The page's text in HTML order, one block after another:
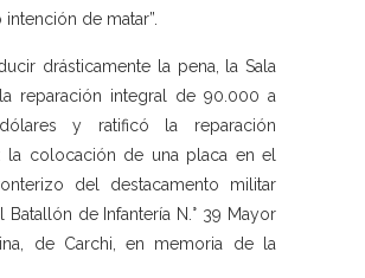
intención de matar”.
drásticamente la pena, la Sala
reparación integral de 90.000 a
y ratificó la reparación
la colocación de una placa en el
del destacamento militar
Batallón de Infantería N.° 39 Mayor
de Carchi, en memoria de la